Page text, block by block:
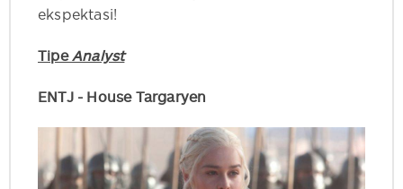
ekspektasi!
TipeAnalyst
ENTJ - House Targaryen